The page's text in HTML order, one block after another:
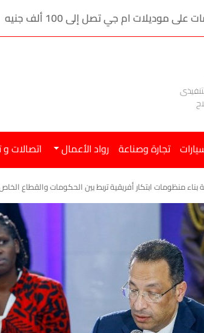
موديلات ام جي تصل إلى 100 ألف جنيه
تجارة وصناعة رواد الأعمال اتصالات و
بناء منظومات ابتكار أفريقية تربط بين الحكومات والقطاع